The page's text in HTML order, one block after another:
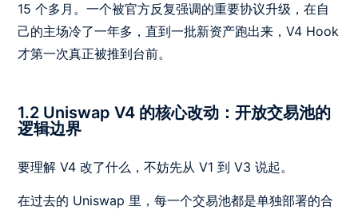
15 个多月。一个被官方反复强调的重要协议升级，在自
己的主场冷了一年多，直到一批新资产跑出来，V4 Hook
才第一次真正被推到台前。
1.2 Uniswap V4 的核心改动：开放交易池的
逻辑边界
要理解 V4 改了什么，不妨先从 V1 到 V3 说起。
在过去的 Uniswap 里，每一个交易池都是单独部署的合